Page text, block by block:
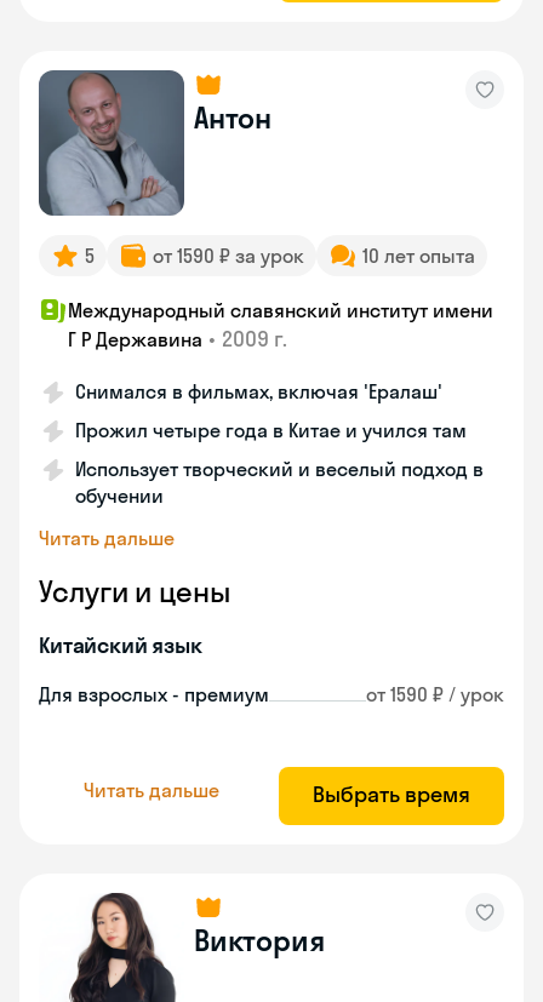
Антон
5 от 1590 ₽ за урок 10 лет опыта
Международный славянский институт имени
Г Р Державина • 2009 г.
Снимался в фильмах, включая 'Ералаш'
Прожил четыре года в Китае и учился там
Использует творческий и веселый подход в
обучении
Читать дальше
Услуги и цены
Китайский язык
Для взрослых - премиум от 1590 ₽ / урок
Читать дальше Выбрать время
Виктория